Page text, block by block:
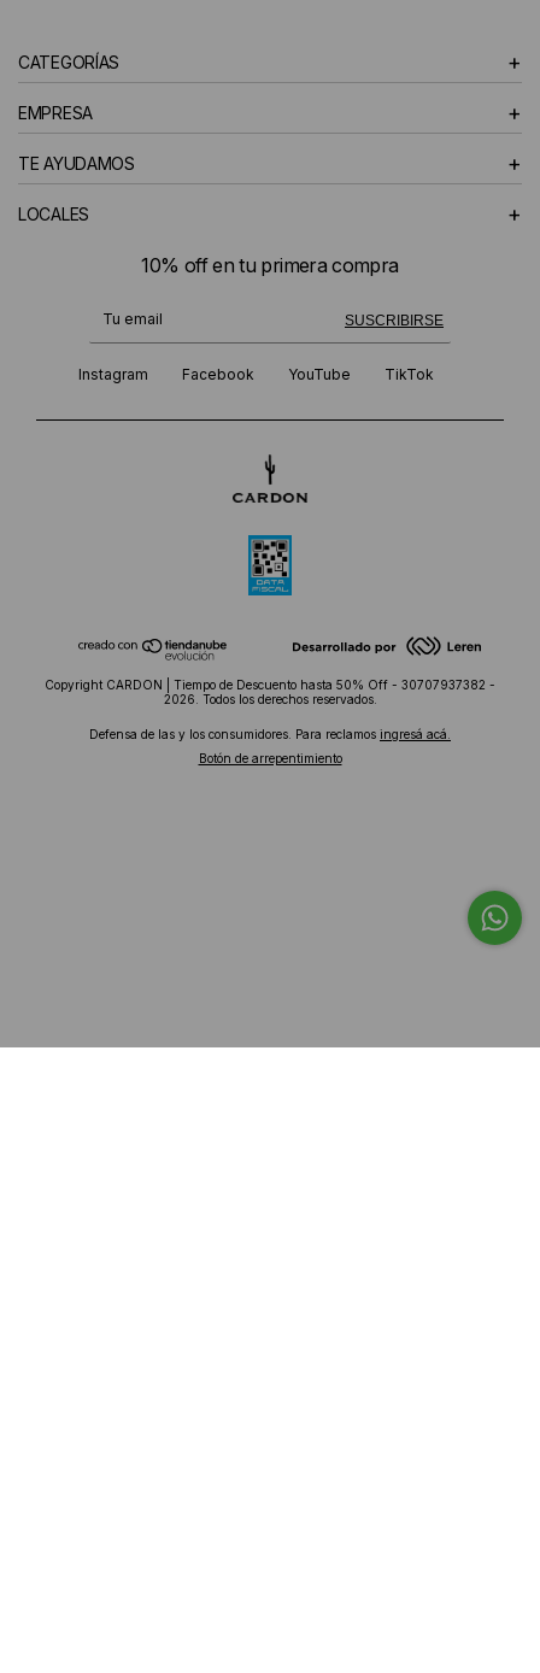
CATEGORÍAS +
EMPRESA +
TE AYUDAMOS +
LOCALES +
10% off en tu primera compra
SUSCRIBIRSE
¡Te suscribiste exitosamente!
Instagram Facebook YouTube TikTok
Copyright CARDON | Tiempo de Descuento hasta 50% Off - 30707937382 -
2026. Todos los derechos reservados.
Defensa de las y los consumidores. Para reclamos ingresá acá.
Botón de arrepentimiento